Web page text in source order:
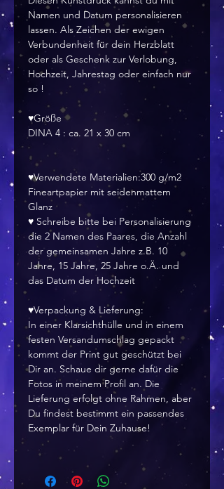
Namen und Datum personalisieren
lassen. Als Zeichen der ewigen
Verbundenheit für dein Herzblatt
oder als Geschenk zur Verlobung,
Hochzeit, Jahrestag oder einfach nur
so !
♥Größe
DINA 4 : ca. 21 x 30 cm
♥Verwendete Materialien:300 g/m2
Fineartpapier mit seidenmattem
Glanz
♥ Schreibe bitte bei Personalisierung
die 2 Namen des Paares, die Anzahl
der gemeinsamen Jahre z.B. 10
Jahre, 15 Jahre, 25 Jahre o.Ä. und
das Datum der Hochzeit
♥Verpackung & Lieferung:
In einer Klarsichthülle und in einem
festen Versandumschlag gepackt
kommt der Print gut geschützt bei
Dir an. Schaue dir gerne dafür die
Fotos in meinem Profil an. Die
Lieferung erfolgt ohne Rahmen, aber
Du findest bestimmt ein passendes
Exemplar für Dein Zuhause!